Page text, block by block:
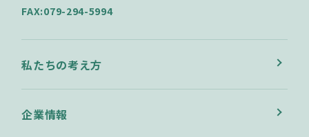
FAX:079-294-5994
私たちの考え方
企業情報